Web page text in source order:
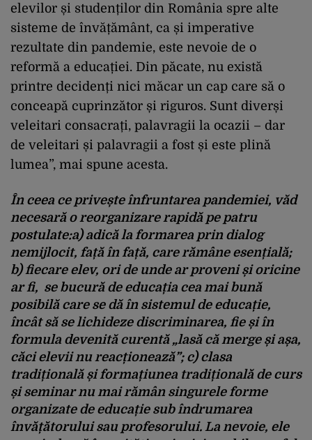
elevilor și studenților din România spre alte
sisteme de învățământ, ca și imperative
rezultate din pandemie, este nevoie de o
reformă a educației. Din păcate, nu există
printre decidenți nici măcar un cap care să o
conceapă cuprinzător și riguros. Sunt diverși
veleitari consacrați, palavragii la ocazii – dar
de veleitari și palavragii a fost și este plină
lumea”, mai spune acesta.
În ceea ce privește înfruntarea pandemiei, văd
necesară o reorganizare rapidă pe patru
postulate:a) adică la formarea prin dialog
nemijlocit, față în față, care rămâne esențială;
b) fiecare elev, ori de unde ar proveni și oricine
ar fi, se bucură de educația cea mai bună
posibilă care se dă în sistemul de educație,
încât să se lichideze discriminarea, fie și în
formula devenită curentă „lasă că merge și așa,
căci elevii nu reacționează”; c) clasa
tradițională și formațiunea tradițională de curs
și seminar nu mai rămân singurele forme
organizate de educație sub îndrumarea
învățătorului sau profesorului. La nevoie, ele